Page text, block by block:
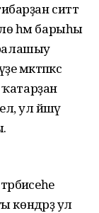
ситтә
һәм барыһы
ҡатарҙан
ул йәшәү
көндәрҙә ул